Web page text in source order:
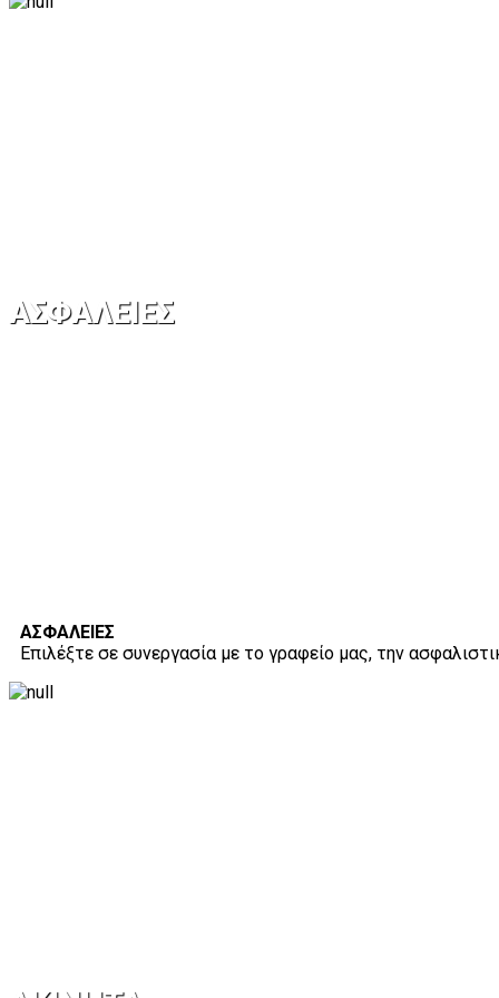
ΑΣΦΑΛΕΙΕΣ
ΑΣΦΑΛΕΙΕΣ
Επιλέξτε σε συνεργασία με το γραφείο μας, την